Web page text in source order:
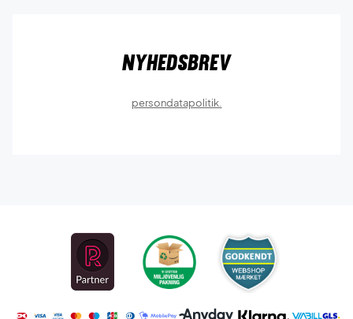
Nyhedsbrev
persondatapolitik.